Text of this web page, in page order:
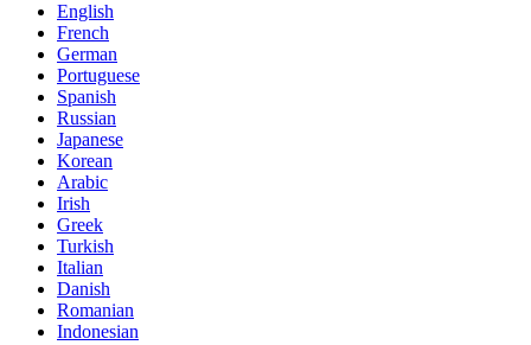
English
French
German
Portuguese
Spanish
Russian
Japanese
Korean
Arabic
Irish
Greek
Turkish
Italian
Danish
Romanian
Indonesian